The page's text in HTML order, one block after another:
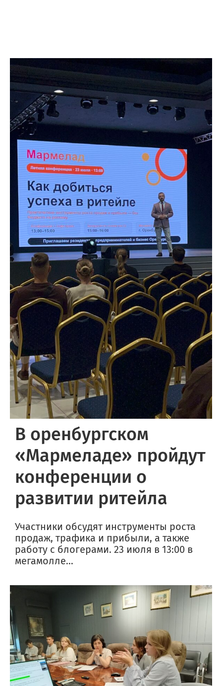
В оренбургском
«Мармеладе» пройдут
конференции о
развитии ритейла
Участники обсудят инструменты роста
продаж, трафика и прибыли, а также
работу с блогерами. 23 июля в 13:00 в
мегамолле...